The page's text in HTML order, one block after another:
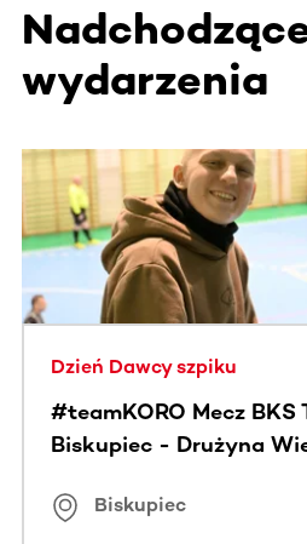
wydarzenia
Ta sekcja zawiera treści
Dzień Dawcy szpiku
#teamKORO Mecz BKS
Biskupiec - Drużyna
Biskupiec